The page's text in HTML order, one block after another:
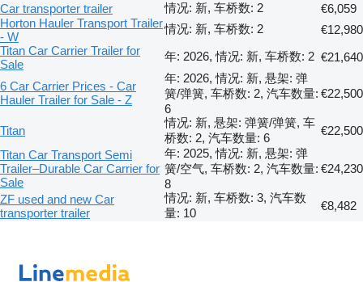
Car transporter trailer 情况: 新, 车桥数: 2
€6,059
Horton Hauler Transport Trailer
- W
情况: 新, 车桥数: 2
€12,980
Titan Car Carrier Trailer for
Sale
年: 2026, 情况: 新, 车桥数: 2 €21,640
6 Car Carrier Prices - Car
Hauler Trailer for Sale - Z
年: 2026, 情况: 新, 悬架: 弹
簧/弹簧, 车桥数: 2, 汽车数量:
6
€22,500
Titan
情况: 新, 悬架: 弹簧/弹簧, 车
桥数: 2, 汽车数量: 6
€22,500
Titan Car Transport Semi
Trailer–Durable Car Carrier for
Sale
年: 2025, 情况: 新, 悬架: 弹
簧/空气, 车桥数: 2, 汽车数量:
8
€24,230
ZF used and new Car
transporter trailer
情况: 新, 车桥数: 3, 汽车数
量: 10
€8,482